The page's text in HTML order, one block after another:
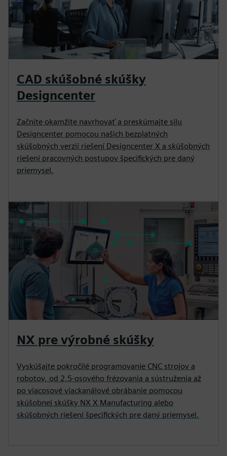
CAD skúšobné skúšky
Designcenter
Začnite okamžite navrhovať a preskúmajte silu
Designcenter pomocou našich bezplatných
skúšobných verzií riešení Designcenter X a skúšobných
riešení pracovných postupov špecifických pre daný
priemysel.
NX pre výrobné skúšky
Vyskúšajte pokročilé programovanie CNC strojov a
robotov, od 2,5-osového frézovania a sústruženia až
po viacosové viackanálové obrábanie pomocou
skúšobnej skúšky NX X Manufacturing alebo
skúšobných riešení špecifických pre daný priemysel.